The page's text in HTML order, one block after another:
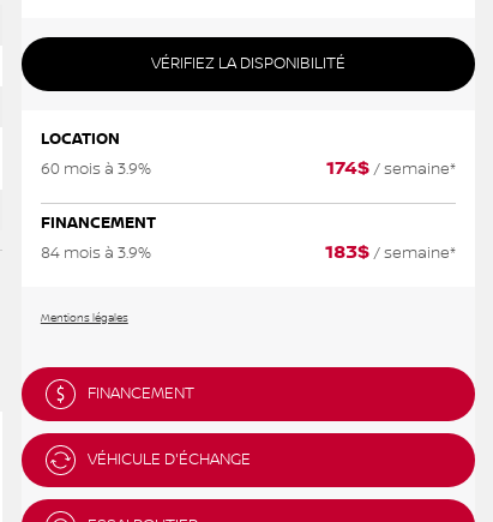
VÉRIFIEZ LA DISPONIBILITÉ
LOCATION
60 mois à 3.9%
174$ / semaine*
FINANCEMENT
84 mois à 3.9%
183$ / semaine*
Mentions légales
FINANCEMENT
VÉHICULE D'ÉCHANGE